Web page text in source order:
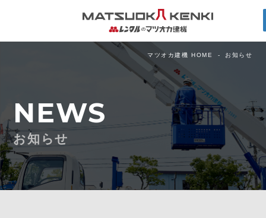
マツオカ建機 HOME お知らせ
NEWS
お知らせ